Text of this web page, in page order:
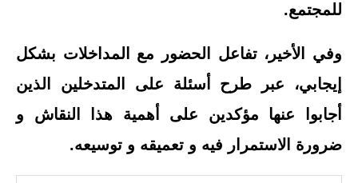
للمجتمع.
وفي الأخير، تفاعل الحضور مع المداخلات بشكل
إيجابي، عبر طرح أسئلة على المتدخلين الذين
أجابوا عنها مؤكدين على أهمية هذا النقاش و
ضرورة الاستمرار فيه و تعميقه و توسيعه.